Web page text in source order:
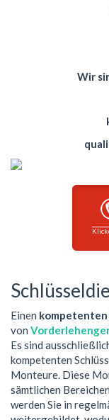
Wir
Einen kompetenten
von
Es sind
kompetenten
Monteure. Diese
sämtlichen
werden Sie in